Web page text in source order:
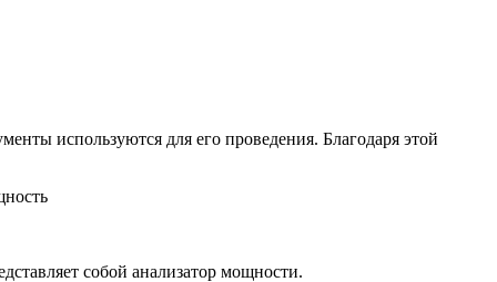
используются для его проведения. Благодаря этой
собой анализатор мощности.